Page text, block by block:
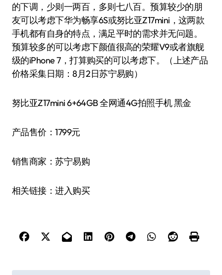
的下调，少则一两百，多则七八百。预算较少的朋
友可以考虑下华为畅享6S或努比亚Z17mini，这两款
手机都有自身的特点，满足平时的需求并无问题。
预算较多的可以考虑下颜值很高的荣耀V9或者旗舰
级的iPhone 7，打算购买的可以考虑下。（上述产品
价格采集日期：8月2日苏宁易购）
努比亚Z17mini 6+64GB 全网通4G拍照手机 黑金
产品售价：1799元
销售商家：苏宁易购
相关链接：进入购买